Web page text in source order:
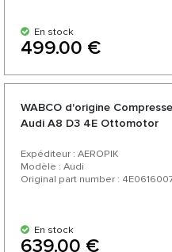
En stock
499.00 €
WABCO d'origine
Audi A8 D3 4E Ottomotor
Expéditeur : AEROPIK
Modèle : Audi
Original part number :
En stock
639.00 €